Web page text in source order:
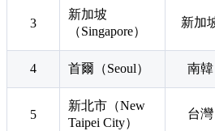
3
新加坡
（Singapore）
新加
4 首爾（Seoul） 南韓
5
新北市（New
Taipei City）
台灣